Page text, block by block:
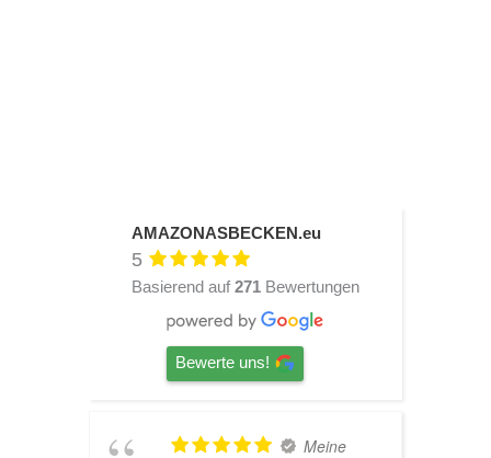
AMAZONASBECKEN.eu
5
Basierend auf 271 Bewertungen
Bewerte uns!
TOP